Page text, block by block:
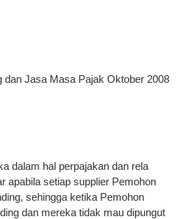
dan Jasa Masa Pajak Oktober 2008
dalam hal perpajakan dan rela
apabila setiap supplier Pemohon
sehingga ketika Pemohon
dan mereka tidak mau dipungut